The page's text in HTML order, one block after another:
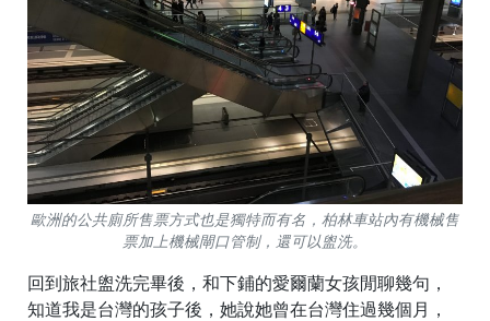
歐洲的公共廁所售票方式也是獨特而有名，柏林車站內有機械售
票加上機械閘口管制，還可以盥洗。
回到旅社盥洗完畢後，和下鋪的愛爾蘭女孩閒聊幾句，
知道我是台灣的孩子後，她說她曾在台灣住過幾個月，